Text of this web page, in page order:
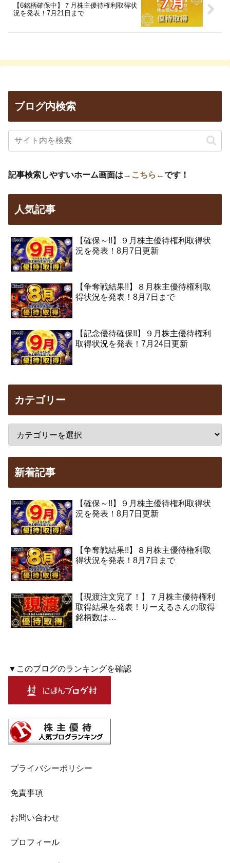
【6銘柄確保中】７月株主優待権利取得状
況を発表！7月21日まで
ブログ内検索
記事検索しやすいホーム画面は →こちら←です！
人気記事
【確保～!!】９月株主優待権利取得状
況を発表！8月7日更新
【争奪戦結果!!】８月株主優待権利取
得状況を発表！8月7日まで
【記念優待確保!!】９月株主優待権利
取得状況を発表！7月24日更新
カテゴリー
新着記事
【確保～!!】９月株主優待権利取得状
況を発表！8月7日更新
【争奪戦結果!!】８月株主優待権利取
得状況を発表！8月7日まで
【現渡注文完了！】７月株主優待権利
取得結果を発表！りーえるさんの取得
銘柄数は…
▼このブログのランキングを確認
プライバシーポリシー
免責事項
お問い合わせ
プロフィール